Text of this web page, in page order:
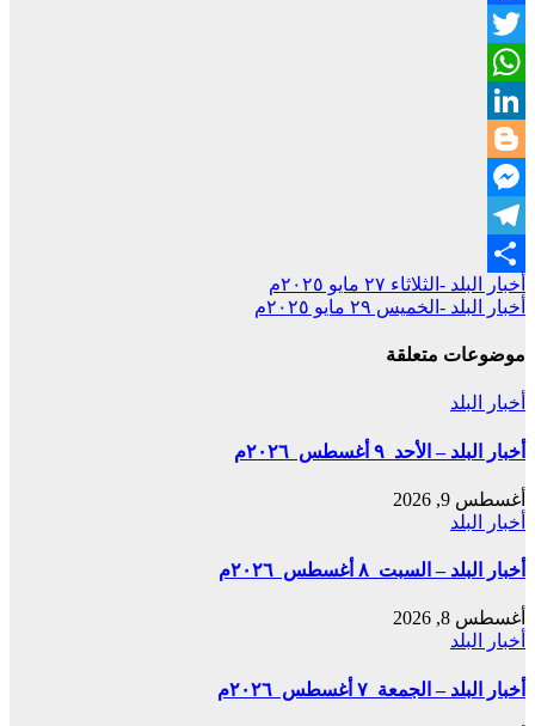
Link
Facebook
Twitter
WhatsApp
LinkedIn
Blogger
Messenger
Telegram
Share
تصفّح
المقالات
أخبار البلد -الثلاثاء ٢٧ مايو ٢٠٢٥م
أخبار البلد -الخميس ٢٩ مايو ٢٠٢٥م
موضوعات متعلقة
أخبار البلد
أخبار البلد – الأحد ٩ أغسطس ٢٠٢٦م
أغسطس 9, 2026
أخبار البلد
أخبار البلد – السبت ٨ أغسطس ٢٠٢٦م
أغسطس 8, 2026
أخبار البلد
أخبار البلد – الجمعة ٧ أغسطس ٢٠٢٦م